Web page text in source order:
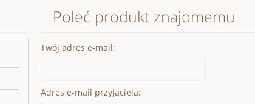
Poleć produkt znajomemu
Twój adres e-mail:
Adres e-mail przyjaciela: